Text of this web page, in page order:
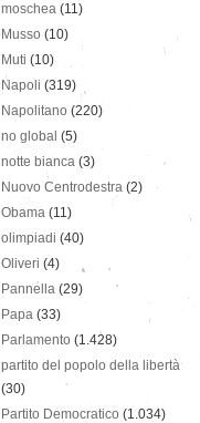
moschea (11)
Musso (10)
Muti (10)
Napoli (319)
Napolitano (220)
no global (5)
notte bianca (3)
Nuovo Centrodestra (2)
Obama (11)
olimpiadi (40)
Oliveri (4)
Pannella (29)
Papa (33)
Parlamento (1.428)
partito del popolo della libertà
(30)
Partito Democratico (1.034)